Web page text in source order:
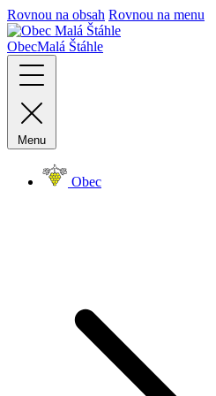
Rovnou na obsah Rovnou na menu
ObecMalá Štáhle
Menu
Obec